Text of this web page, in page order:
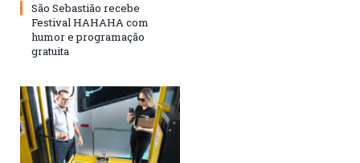
São Sebastião recebe
Festival HAHAHA com
humor e programação
gratuita